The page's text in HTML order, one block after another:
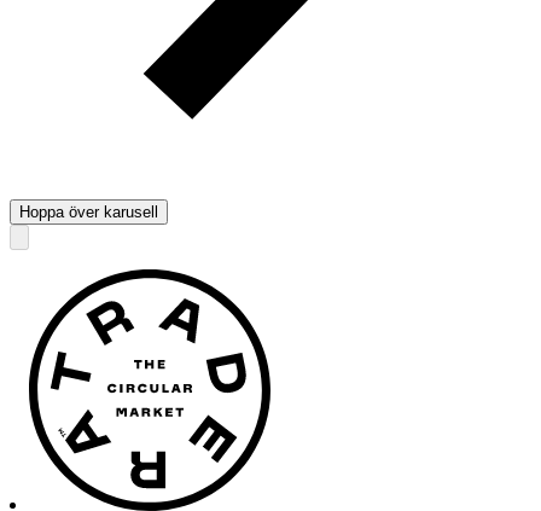
Hoppa över karusell